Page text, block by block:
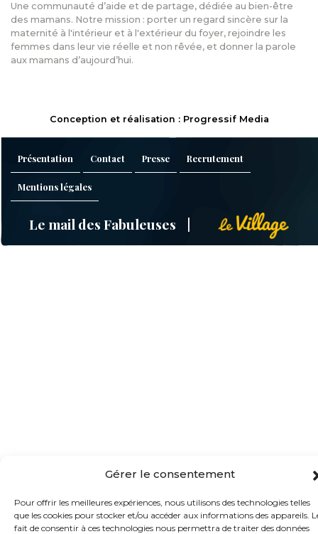
Gérer le consentement
Pour offrir les meilleures expériences, nous utilisons des technologies telles
que les cookies pour stocker et/ou accéder aux informations des appareils.
fait de consentir à ces technologies nous permettra de traiter des données
Une communauté d’aide et de partage, dédiée au bien-être
des mamans. Notre mission : porter un regard sincère sur la
maternité à l'intérieur et à l'extérieur du foyer, rejoindre les
femmes dans leur vie réelle et non rêvée, et donner la parole
aux mamans d’aujourd’hui.
Conception et réalisation : Progressif Media
Présentation Contact Presse Recrutement
Mentions légales
Le mail des Fabuleuses